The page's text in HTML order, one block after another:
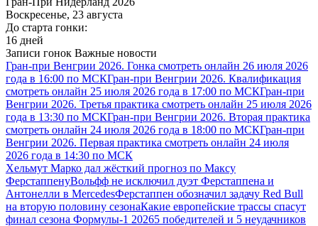
Воскресенье, 23 августа
До старта гонки:
16 дней
Записи гонок Важные новости
Гран-при Венгрии 2026. Гонка смотреть онлайн 26 июля 2026
года в 16:00 по МСКГран-при Венгрии 2026. Квалификация
смотреть онлайн 25 июля 2026 года в 17:00 по МСКГран-при
Венгрии 2026. Третья практика смотреть онлайн 25 июля 2026
года в 13:30 по МСКГран-при Венгрии 2026. Вторая практика
смотреть онлайн 24 июля 2026 года в 18:00 по МСКГран-при
Венгрии 2026. Первая практика смотреть онлайн 24 июля
2026 года в 14:30 по МСК
Хельмут Марко дал жёсткий прогноз по Максу
ФерстаппенуВольфф не исключил дуэт Ферстаппена и
Антонелли в MercedesФерстаппен обозначил задачу Red Bull
на вторую половину сезонаКакие европейские трассы спасут
финал сезона Формулы-1 20265 победителей и 5 неудачников